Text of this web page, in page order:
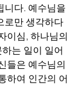
니다. 예수님을
로만 생각하다
이심, 하나님의
는 일이 일어
들은 예수님의
하여 인간의 어